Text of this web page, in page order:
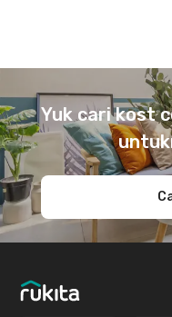
Yuk cari kost